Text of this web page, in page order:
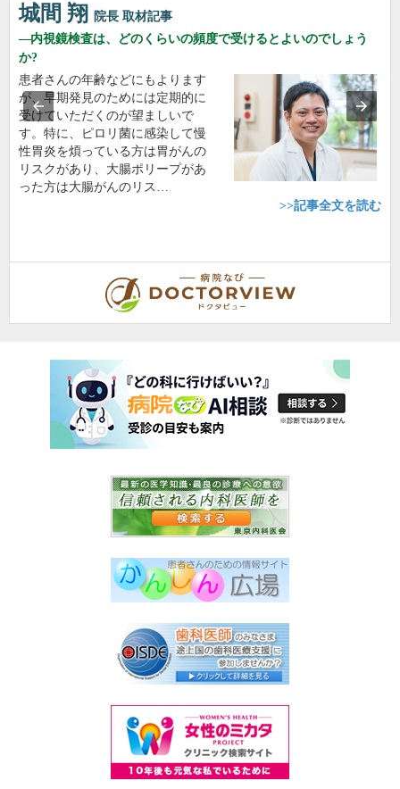
城間 翔 院長 取材記事
内視鏡検査は、どのくらいの頻度で受けるとよいのでしょう
か?
患者さんの年齢などにもよります
が、早期発見のためには定期的に
受けていただくのが望ましいで
す。特に、ピロリ菌に感染して慢
性胃炎を煩っている方は胃がんの
リスクがあり、大腸ポリープがあ
った方は大腸がんのリス…
>>記事全文を読む